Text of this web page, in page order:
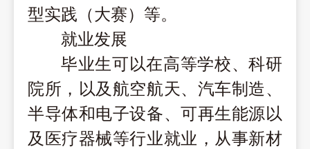
型实践（大赛）等。
就业发展
毕业生可以在高等学校、科研
院所，以及 航空航天、汽车制造、
半导体和电子设备、可再生能源以
及医疗器械等行业就业，从事新材